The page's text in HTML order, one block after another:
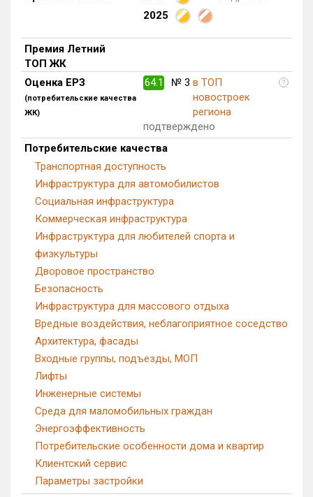
Квартир, апартаментов,
блоков в БД
2025
Премия Летний
ТОП ЖК
Оценка ЕРЗ
(потребительские качества
ЖК)
64.1 № 3 в ТОП
новостроек
региона
?
подтверждено
Потребительские качества
Транспортная доступность
Инфраструктура для автомобилистов
Социальная инфраструктура
Коммерческая инфраструктура
Инфраструктура для любителей спорта и
физкультуры
Дворовое пространство
Безопасность
Инфраструктура для массового отдыха
Вредные воздействия, неблагоприятное соседство
Архитектура, фасады
Входные группы, подъезды, МОП
Лифты
Инженерные системы
Среда для маломобильных граждан
Энергоэффективность
Потребительские особенности дома и квартир
Клиентский сервис
Параметры застройки